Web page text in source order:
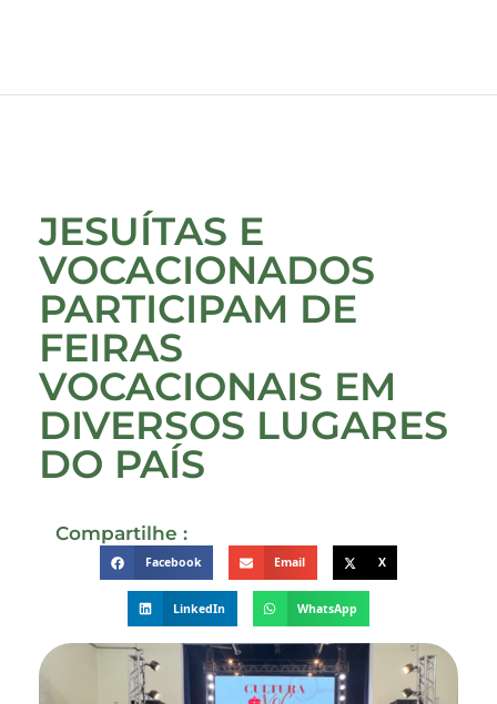
JESUÍTAS E
VOCACIONADOS
PARTICIPAM DE
FEIRAS
VOCACIONAIS EM
DIVERSOS LUGARES
DO PAÍS
Compartilhe :
Facebook Email X
LinkedIn WhatsApp